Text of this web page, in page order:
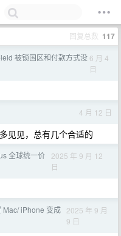
回复总数 117
被锁国区和付款方式没 6 月 4
日
4 月 12 日
见见，总有几个合适的
全球统一价
2025 年 9 月 12
日
Mac/ iPhone 变成 2025 年 9 月
9 日